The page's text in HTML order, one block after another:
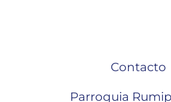
Contacto
Parroquia